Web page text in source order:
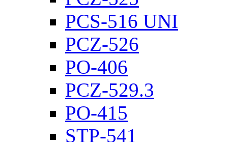
PCS-516 UNI
PCZ-526
PO-406
PCZ-529.3
PO-415
STP-541